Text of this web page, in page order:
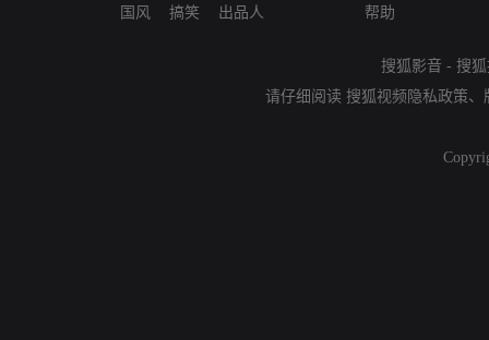
国风
搞笑
出品人
帮助
搜狐影音 - 搜
请仔细阅读 搜狐视频隐私政策、